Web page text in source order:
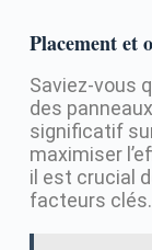
Placement et
Saviez-vous
des
significatif
maximiser
il est crucial
facteurs clés.